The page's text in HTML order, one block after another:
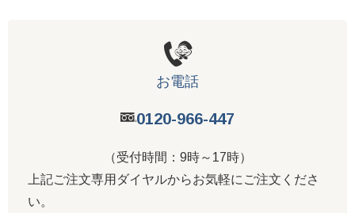
お電話
0120-966-447
（受付時間：9時～17時）
上記ご注文専用ダイヤルからお気軽にご注文くださ
い。